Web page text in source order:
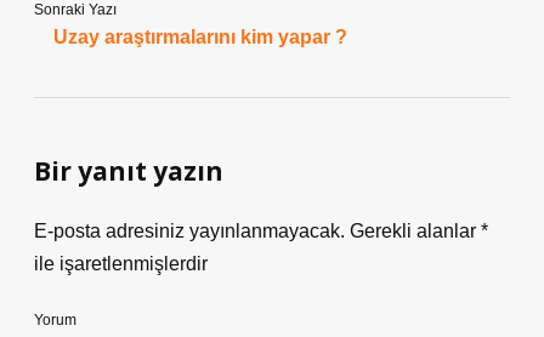
Sonraki Yazı
Uzay araştırmalarını kim yapar ?
Bir yanıt yazın
E-posta adresiniz yayınlanmayacak. Gerekli alanlar *
ile işaretlenmişlerdir
Yorum